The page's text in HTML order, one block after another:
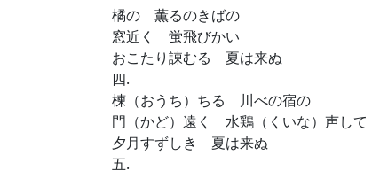
橘の 薫るのきばの
窓近く 蛍飛びかい
おこたり諌むる 夏は来ぬ
四.
楝（おうち）ちる 川べの宿の
門（かど）遠く 水鶏（くいな）声して
夕月すずしき 夏は来ぬ
五.